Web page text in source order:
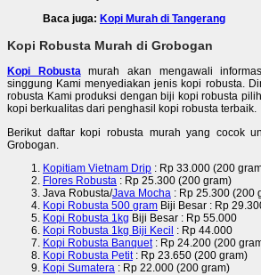
Baca juga: Kopi Murah di Tangerang
Kopi Robusta Murah di Grobogan
Kopi Robustamurah akan mengawali
singgung Kami menyediakan jenis kopi robusta.
robusta Kami produksi dengan biji kopi robusta
kopi berkualitas dari penghasil kopi robusta terbaik.
Berikut daftar kopi robusta murah yang cocok
Grobogan.
Kopitiam Vietnam Drip : Rp 33.000 (200
Flores Robusta : Rp 25.300 (200 gram)
Java Robusta/Java Mocha : Rp 25.300 (200
Kopi Robusta 500 gram Biji Besar : Rp
Kopi Robusta 1kg Biji Besar : Rp 55.000
Kopi Robusta 1kg Biji Kecil : Rp 44.000
Kopi Robusta Banquet: Rp 24.200 (200
Kopi Robusta Petit: Rp 23.650 (200 gram)
Kopi Sumatera : Rp 22.000 (200 gram)